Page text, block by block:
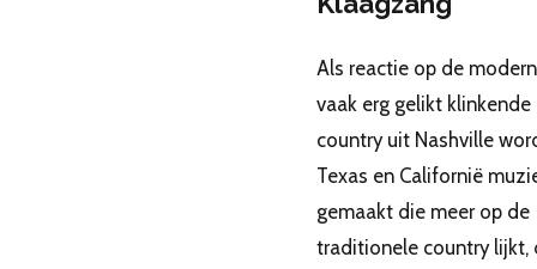
Als reactie op de
vaak erg gelikt klinkende
country uit Nashville
Texas en Californië
gemaakt die meer op de
traditionele country lijkt,